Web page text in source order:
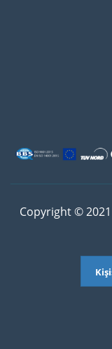
Copyright © 2021